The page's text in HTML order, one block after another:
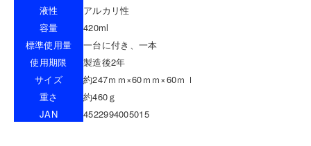
液性
アルカリ性
容量
420ml
標準使用量
一台に付き、一本
使用期限
製造後2年
サイズ
約247ｍｍ×60ｍｍ×60ｍｌ
重さ
約460ｇ
JAN
4522994005015